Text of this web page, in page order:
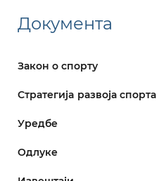
Документа
Закон о спорту
Стратегијa развоја спорта
Уредбе
Одлуке